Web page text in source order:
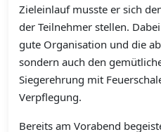
Zieleinlauf musste er sich
der Teilnehmer stellen.
gute Organisation und die
sondern auch den
Siegerehrung mit
Verpflegung.
Bereits am Vorabend